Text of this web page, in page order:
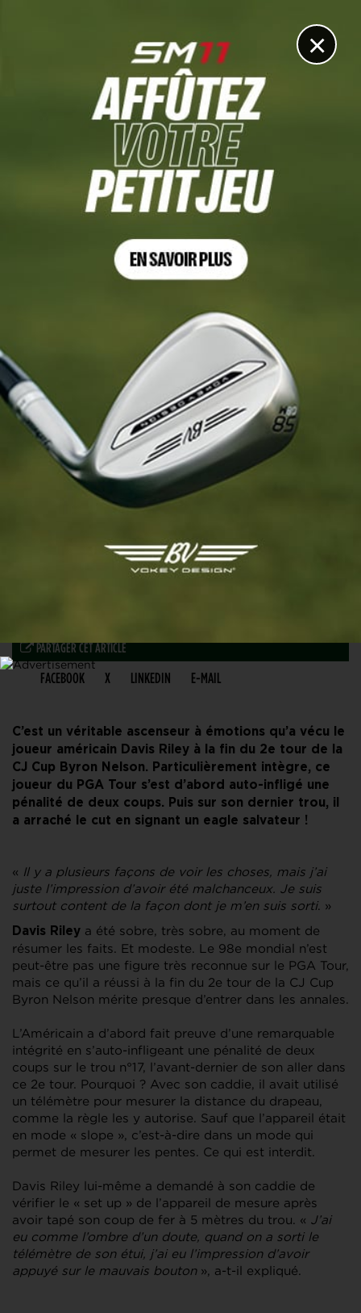
×
CJ CUP BYRON NELSON, TOUR 3
coups de pénalité puis passe le cut grâce à un eagle sur
PARTAGER CET ARTICLE
FACEBOOK X LINKEDIN E-MAIL
C’est un véritable ascenseur à émotions qu’a vécu le
joueur américain Davis Riley à la fin du 2e tour de la
CJ Cup Byron Nelson. Particulièrement intègre, ce
joueur du PGA Tour s’est d’abord auto-infligé une
pénalité de deux coups. Puis sur son dernier trou, il
a arraché le cut en signant un eagle salvateur !
« Il y a plusieurs façons de voir les choses, mais j’ai
juste l’impression d’avoir été malchanceux. Je suis
surtout content de la façon dont je m’en suis sorti. »
Davis Riley a été sobre, très sobre, au moment de
résumer les faits. Et modeste. Le 98e mondial n’est
peut-être pas une figure très reconnue sur le PGA Tour,
mais ce qu’il a réussi à la fin du 2e tour de la CJ Cup
Byron Nelson mérite presque d’entrer dans les annales.
L’Américain a d’abord fait preuve d’une remarquable
intégrité en s’auto-infligeant une pénalité de deux
coups sur le trou n°17, l’avant-dernier de son aller dans
ce 2e tour. Pourquoi ? Avec son caddie, il avait utilisé
un télémètre pour mesurer la distance du drapeau,
comme la règle les y autorise. Sauf que l’appareil était
en mode « slope », c’est-à-dire dans un mode qui
permet de mesurer les pentes. Ce qui est interdit.
Davis Riley lui-même a demandé à son caddie de
vérifier le « set up » de l’appareil de mesure après
avoir tapé son coup de fer à 5 mètres du trou. « J’ai
eu comme l’ombre d’un doute, quand on a sorti le
télémètre de son étui, j’ai eu l’impression d’avoir
appuyé sur le mauvais bouton», a-t-il expliqué.